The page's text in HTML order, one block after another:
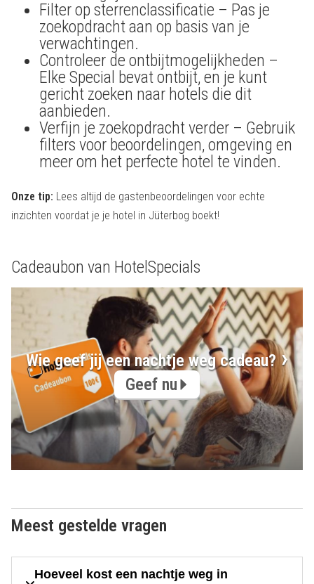
Filter op sterrenclassificatie – Pas je
zoekopdracht aan op basis van je
verwachtingen.
Controleer de ontbijtmogelijkheden –
Elke Special bevat ontbijt, en je kunt
gericht zoeken naar hotels die dit
aanbieden.
Verfijn je zoekopdracht verder – Gebruik
filters voor beoordelingen, omgeving en
meer om het perfecte hotel te vinden.
Onze tip: Lees altijd de gastenbeoordelingen voor echte
inzichten voordat je je hotel in Jüterbog boekt!
Cadeaubon van HotelSpecials
Wie geef jij een nachtje weg cadeau?
Geef nu
Meest gestelde vragen
Hoeveel kost een nachtje weg in